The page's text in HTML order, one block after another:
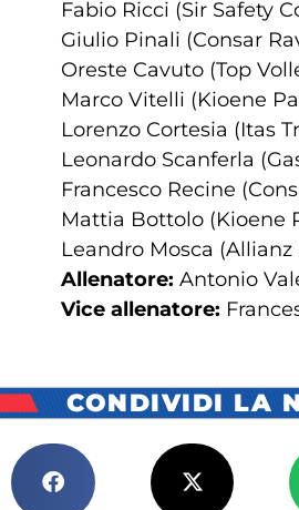
Fabio Ricci (Sir Safety
Giulio Pinali (Consar
Oreste Cavuto (Top
Marco Vitelli (Kioene
Lorenzo Cortesia (Itas
Leonardo Scanferla
Francesco Recine
Mattia Bottolo (Kioene
Leandro Mosca (Allianz
Allenatore: Antonio
Vice allenatore:
CONDIVIDI LA